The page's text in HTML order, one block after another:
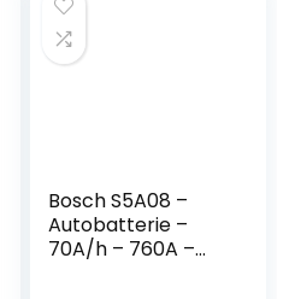
Bosch S5A08 –
Autobatterie –
70A/h – 760A –